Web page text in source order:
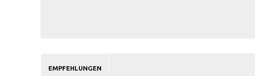
EMPFEHLUNGEN